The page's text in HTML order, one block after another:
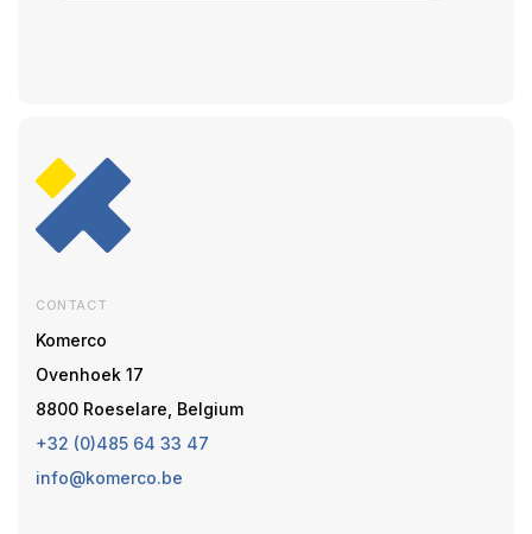
CONTACT
Komerco
Ovenhoek 17
8800 Roeselare, Belgium
+32 (0)485 64 33 47
info@komerco.be